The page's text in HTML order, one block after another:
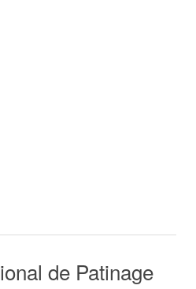
de Patinage